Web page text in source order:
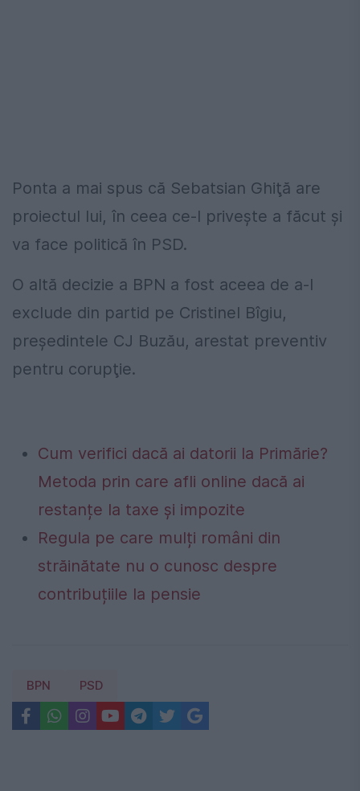
Ponta a mai spus că Sebatsian Ghiţă are
proiectul lui, în ceea ce-l priveşte a făcut şi
va face politică în PSD.
O altă decizie a BPN a fost aceea de a-l
exclude din partid pe Cristinel Bîgiu,
preşedintele CJ Buzău, arestat preventiv
pentru corupţie.
Cum verifici dacă ai datorii la Primărie?
Metoda prin care afli online dacă ai
restanțe la taxe și impozite
Regula pe care mulți români din
străinătate nu o cunosc despre
contribuțiile la pensie
BPN PSD